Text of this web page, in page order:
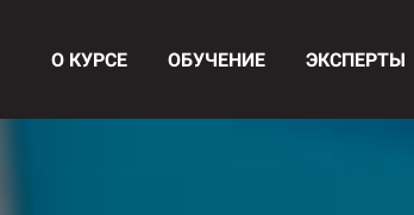
О КУРСЕ ОБУЧЕНИЕ ЭКСПЕРТЫ